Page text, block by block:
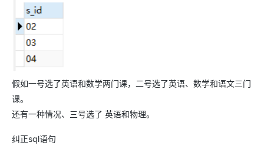
假如一号选了英语和数学两门课，二号选了英语、数学和语文三门
课。
还有一种情况、三号选了 英语和物理。
纠正sql语句